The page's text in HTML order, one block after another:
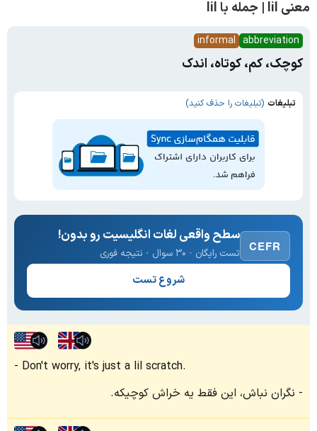
معنی lil | جمله با lil
abbreviation
informal
کوچک، کم، کوتاه، اندک
تبلیغات (تبلیغات را حذف کنید)
CEFR
سطح واقعی لغات انگلیسیت رو بدون!
تست رایگان · ۳۰ سوال · نتیجه فوری
شروع تست
Don't worry, it's just a lil scratch.
نگران نباش، این فقط یه خراش کوچیکه.